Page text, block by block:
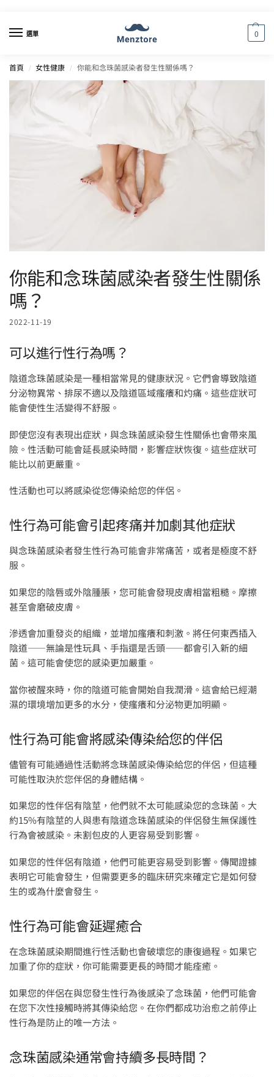
選單 0
首頁 / 女性健康 / 你能和念珠菌感染者發生性關係嗎？
你能和念珠菌感染者發生性關係
嗎？
2022-11-19
可以進行性行為嗎？
陰道念珠菌感染是一種相當常見的健康狀況。它們會導致陰道
分泌物異常、排尿不適以及陰道區域瘙癢和灼痛。這些症狀可
能會使性生活變得不舒服。
即使您沒有表現出症狀，與念珠菌感染發生性關係也會帶來風
險。性活動可能會延長感染時間，影響症狀恢復。這些症狀可
能比以前更嚴重。
性活動也可以將感染從您傳染給您的伴侶。
性行為可能會引起疼痛并加劇其他症狀
與念珠菌感染者發生性行為可能會非常痛苦，或者是極度不舒
服。
如果您的陰唇或外陰腫脹，您可能會發現皮膚相當粗糙。摩擦
甚至會磨破皮膚。
滲透會加重發炎的組織，並增加瘙癢和刺激。將任何東西插入
陰道——無論是性玩具、手指還是舌頭——都會引入新的細
菌。這可能會使您的感染更加嚴重。
當你被醒來時，你的陰道可能會開始自我潤滑。這會給已經潮
濕的環境增加更多的水分，使瘙癢和分泌物更加明顯。
性行為可能會將感染傳染給您的伴侶
儘管有可能通過性活動將念珠菌感染傳染給您的伴侶，但這種
可能性取決於您伴侶的身體結構。
如果您的性伴侶有陰莖，他們就不太可能感染您的念珠菌。大
約15%有陰莖的人與患有陰道念珠菌感染的伴侶發生無保護性
行為會被感染。未割包皮的人更容易受到影響。
如果您的性伴侶有陰道，他們可能更容易受到影響。傳聞證據
表明它可能會發生，但需要更多的臨床研究來確定它是如何發
生的或為什麼會發生。
性行為可能會延遲癒合
在念珠菌感染期間進行性活動也會破壞您的康復過程。如果它
加重了你的症狀，你可能需要更長的時間才能痊癒。
如果您的伴侶在與您發生性行為後感染了念珠菌，他們可能會
在您下次性接觸時將其傳染給您。在你們都成功治愈之前停止
性行為是防止的唯一方法。
念珠菌感染通常會持續多長時間？